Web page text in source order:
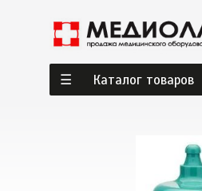
Каталог товаров